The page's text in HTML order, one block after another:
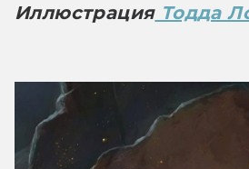
Иллюстрация Тодда